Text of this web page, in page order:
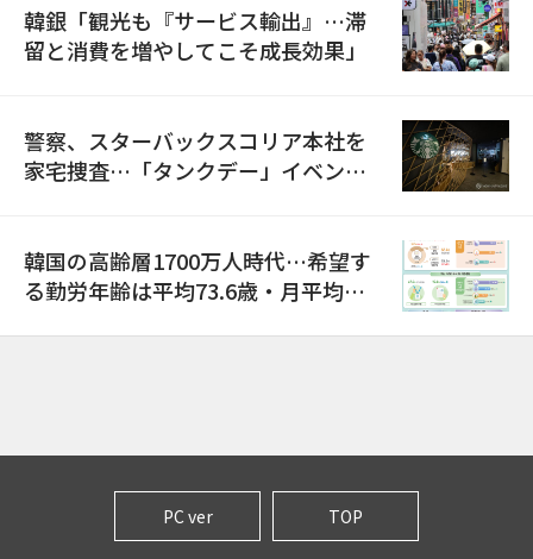
韓銀「観光も『サービス輸出』…滞
留と消費を増やしてこそ成長効果」
警察、スターバックスコリア本社を
家宅捜査…「タンクデー」イベント
韓国の高齢層1700万人時代…希望す
る勤労年齢は平均73.6歳・月平均賃
PC ver TOP